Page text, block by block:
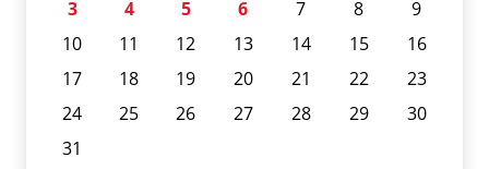
3
4 5 6 7 8
9
10
11 12 13 14 15
16
17
18 19 20 21 22
23
24
25 26 27 28 29
30
31